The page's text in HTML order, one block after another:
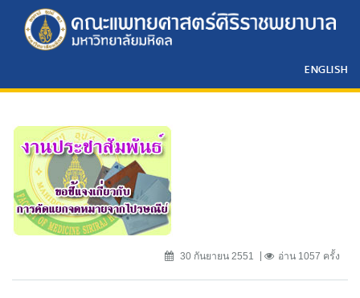
ENGLISH
30 กันยายน 2551 อ่าน 1057 ครั้ง